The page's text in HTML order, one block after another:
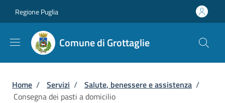
Regione Puglia
Comune di Grottaglie
Briciole di pane
Home / Servizi / Salute, benessere e assistenza /
Consegna dei pasti a domicilio